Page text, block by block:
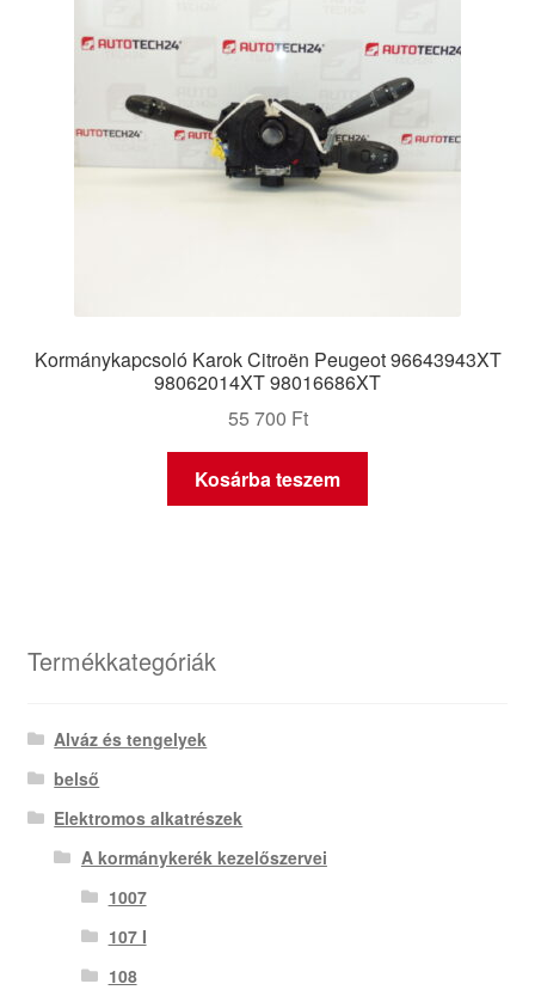
Kormánykapcsoló Karok Citroën Peugeot 96643943XT
98062014XT 98016686XT
55 700 Ft
Kosárba teszem
Termékkategóriák
Alváz és tengelyek
belső
Elektromos alkatrészek
A kormánykerék kezelőszervei
1007
107 I
108